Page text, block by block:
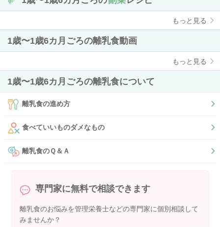
もっと見る
1歳〜1歳6カ月ごろの離乳食動画
もっと見る
1歳〜1歳6カ月ごろの離乳食について
離乳食の進め方
食べていいものダメなもの
離乳食のＱ＆Ａ
専門家に無料で相談できます
離乳食のお悩みを管理栄養士などの専門家に個別相談して
みませんか？